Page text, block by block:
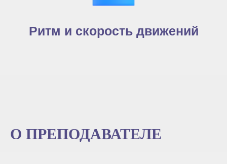
Ритм и скорость движений
О ПРЕПОДАВАТЕЛЕ